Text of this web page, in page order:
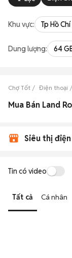
Khu vực: Tp Hồ
Dung lượng: 64
Chợ Tốt Điện thoại
Siêu thị
Tin có video
Tất cả Cá nhân